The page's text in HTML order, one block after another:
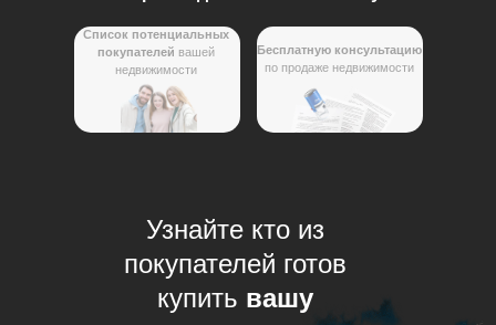
Список потенциальных
покупателей вашей
недвижимости
Бесплатную консультацию
по продаже недвижимости
Узнайте кто из
покупателей готов
купить вашу